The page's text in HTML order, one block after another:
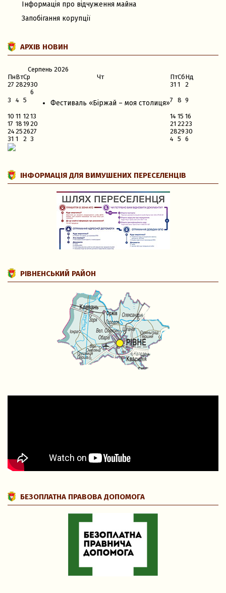
Інформація про відчуження майна
Запобігання корупції
АРХІВ НОВИН
Серпень 2026
ПнВтСр Чт ПтСбНд
27 282930 31 1 2
3 4 5
6
Фестиваль «Біржай – моя столиця»7 8 9
10 11 1213 14 15 16
17 18 19 20 21 2223
24252627 282930
31 1 2 3 4 5 6
ІНФОРМАЦІЯ ДЛЯ ВИМУШЕНИХ ПЕРЕСЕЛЕНЦІВ
РІВНЕНСЬКИЙ РАЙОН
БЕЗОПЛАТНА ПРАВОВА ДОПОМОГА